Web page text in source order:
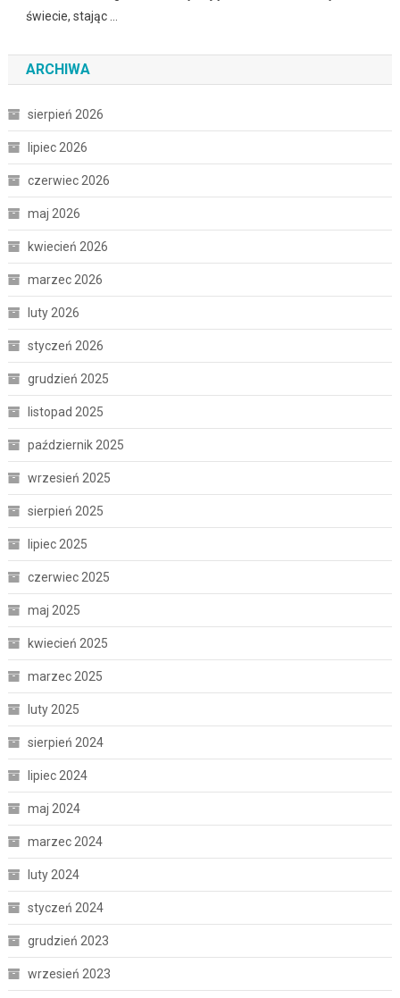
świecie, stając …
ARCHIWA
sierpień 2026
lipiec 2026
czerwiec 2026
maj 2026
kwiecień 2026
marzec 2026
luty 2026
styczeń 2026
grudzień 2025
listopad 2025
październik 2025
wrzesień 2025
sierpień 2025
lipiec 2025
czerwiec 2025
maj 2025
kwiecień 2025
marzec 2025
luty 2025
sierpień 2024
lipiec 2024
maj 2024
marzec 2024
luty 2024
styczeń 2024
grudzień 2023
wrzesień 2023